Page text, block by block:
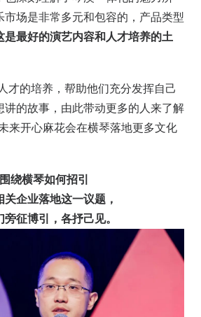
市场是非常多元和包容的，产品类型
是最好的演艺内容和人才培养的土
才的培养，帮助他们充分发挥自己
讲的故事，由此带动更多的人来了解
来开心麻花会在横琴落地更多文化
围绕横琴如何招引
关企业落地这一议题，
旁征博引，各抒己见。